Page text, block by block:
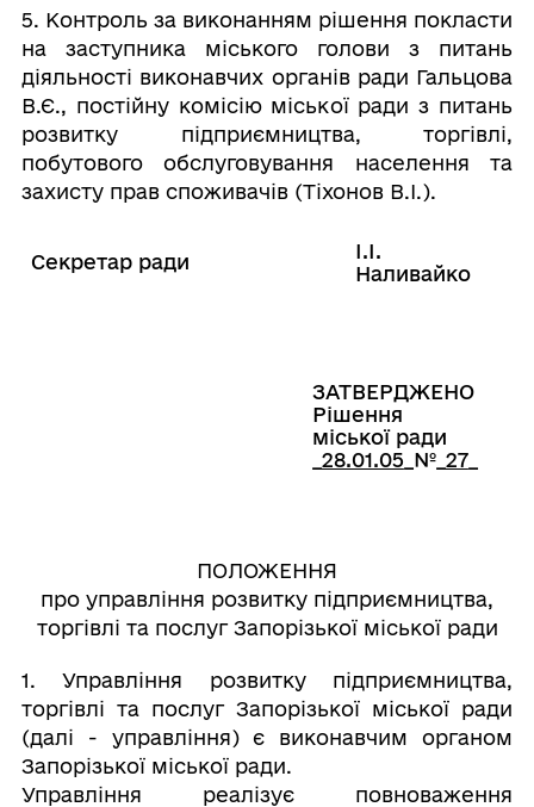
5. Контроль за виконанням рішення покласти
на заступника міського голови з питань
діяльності виконавчих органів ради Гальцова
В.Є., постійну комісію міської ради з питань
розвитку підприємництва, торгівлі,
побутового обслуговування населення та
захисту прав споживачів (Тіхонов В.І.).
Секретар ради
І.І.
Наливайко
ЗАТВЕРДЖЕНО
Рішення
міської ради
28.01.05 _№_ 27_
ПОЛОЖЕННЯ
про управління розвитку підприємництва,
торгівлі та послуг Запорізької міської ради
1. Управління розвитку підприємництва,
торгівлі та послуг Запорізької міської ради
(далі - управління) є виконавчим органом
Запорізької міської ради.
Управління реалізує повноваження